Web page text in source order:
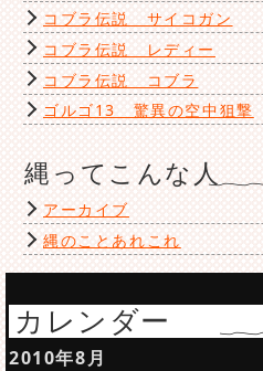
コブラ伝説 サイコガン
コブラ伝説 レディー
コブラ伝説 コブラ
ゴルゴ13 驚異の空中狙撃
縄ってこんな人
アーカイブ
縄のことあれこれ
カレンダー
2010年8月